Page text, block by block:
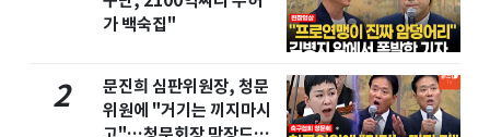
가 백숙집"
2
문진희 심판위원장, 청문
위원에 "거기는 끼지마시